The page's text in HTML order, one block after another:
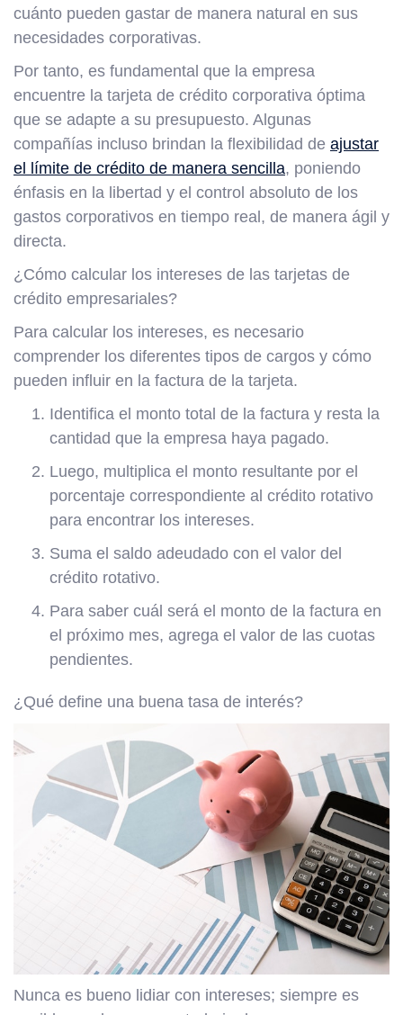
cuánto pueden gastar de manera natural en sus
necesidades corporativas.
Por tanto, es fundamental que la empresa
encuentre la tarjeta de crédito corporativa óptima
que se adapte a su presupuesto. Algunas
compañías incluso brindan la flexibilidad de ajustar
el límite de crédito de manera sencilla, poniendo
énfasis en la libertad y el control absoluto de los
gastos corporativos en tiempo real, de manera ágil y
directa.
¿Cómo calcular los intereses de las tarjetas de
crédito empresariales?
Para calcular los intereses, es necesario
comprender los diferentes tipos de cargos y cómo
pueden influir en la factura de la tarjeta.
Identifica el monto total de la factura y resta la
cantidad que la empresa haya pagado.
Luego, multiplica el monto resultante por el
porcentaje correspondiente al crédito rotativo
para encontrar los intereses.
Suma el saldo adeudado con el valor del
crédito rotativo.
Para saber cuál será el monto de la factura en
el próximo mes, agrega el valor de las cuotas
pendientes.
¿Qué define una buena tasa de interés?
Nunca es bueno lidiar con intereses; siempre es